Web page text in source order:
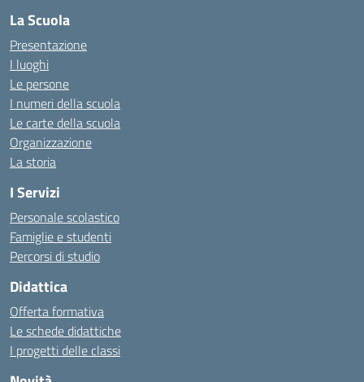
La Scuola
Presentazione
I luoghi
Le persone
I numeri della scuola
Le carte della scuola
Organizzazione
La storia
I Servizi
Personale scolastico
Famiglie e studenti
Percorsi di studio
Didattica
Offerta formativa
Le schede didattiche
I progetti delle classi